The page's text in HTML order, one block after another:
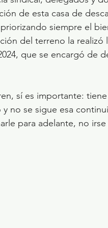
de esta casa de
siempre el
del terreno la realizó
que se encargó de
sí es importante:
no se sigue esa
para adelante, no irse